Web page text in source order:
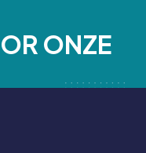
OR ONZE